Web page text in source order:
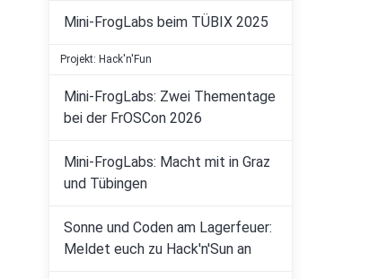
Mini-FrogLabs beim TÜBIX 2025
Projekt: Hack'n'Fun
Mini-FrogLabs: Zwei Thementage
bei der FrOSCon 2026
Mini-FrogLabs: Macht mit in Graz
und Tübingen
Sonne und Coden am Lagerfeuer:
Meldet euch zu Hack'n'Sun an